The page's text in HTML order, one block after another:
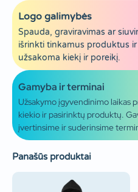
Logo galimybės
Spauda, graviravimas ar
išrinkti tinkamus produktus
užsakoma kiekį ir poreikį.
Gamyba ir terminai
Užsakymo įgyvendinimo laikas
kiekio ir pasirinktų produktų.
įvertinsime ir suderinsime
Panašūs produktai